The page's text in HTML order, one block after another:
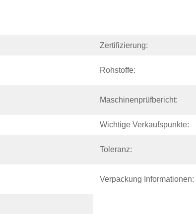
Zertifizierung:
Rohstoffe:
Maschinenprüfbericht:
Wichtige Verkaufspunkte:
Toleranz:
Verpackung Informationen: